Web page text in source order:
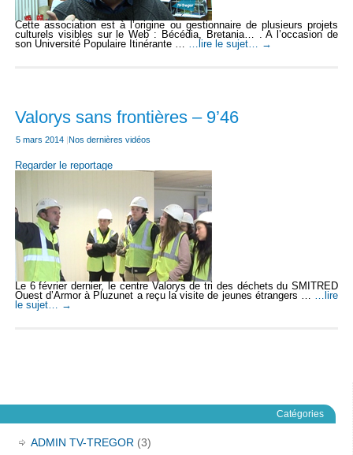
Cette association est à l’origine ou gestionnaire de plusieurs projets
culturels visibles sur le Web : Bécédia, Bretania… . A l’occasion de
son Université Populaire Itinérante …
…lire le sujet… →
Valorys sans frontières – 9’46
5 mars 2014 Nos dernières vidéos
Regarder le reportage
Le 6 février dernier, le centre Valorys de tri des déchets du SMITRED
Ouest d’Armor à Pluzunet a reçu la visite de jeunes étrangers … …lire
le sujet… →
Catégories
ADMIN TV-TREGOR (3)